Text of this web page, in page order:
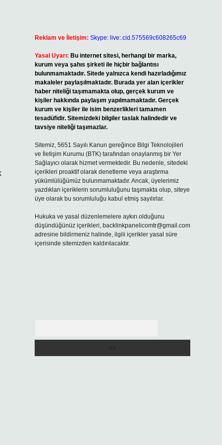
Reklam ve İletişim: Skype: live:.cid.575569c608265c69
Yasal Uyarı: Bu internet sitesi, herhangi bir marka,
kurum veya şahıs şirketi ile hiçbir bağlantısı
bulunmamaktadır. Sitede yalnızca kendi hazırladığımız
makaleler paylaşılmaktadır. Burada yer alan içerikler
haber niteliği taşımamakta olup, gerçek kurum ve
kişiler hakkında paylaşım yapılmamaktadır. Gerçek
kurum ve kişiler ile isim benzerlikleri tamamen
tesadüfidir. Sitemizdeki bilgiler taslak halindedir ve
tavsiye niteliği taşımazlar.
Sitemiz, 5651 Sayılı Kanun gereğince Bilgi Teknolojileri
ve İletişim Kurumu (BTK) tarafından onaylanmış bir Yer
Sağlayıcı olarak hizmet vermektedir. Bu nedenle, sitedeki
içerikleri proaktif olarak denetleme veya araştırma
yükümlülüğümüz bulunmamaktadır. Ancak, üyelerimiz
yazdıkları içeriklerin sorumluluğunu taşımakta olup, siteye
üye olarak bu sorumluluğu kabul etmiş sayılırlar.
Hukuka ve yasal düzenlemelere aykırı olduğunu
düşündüğünüz içerikleri, backlinkpanelicomtr@gmail.com
adresine bildirmeniz halinde, ilgili içerikler yasal süre
içerisinde sitemizden kaldırılacaktır.